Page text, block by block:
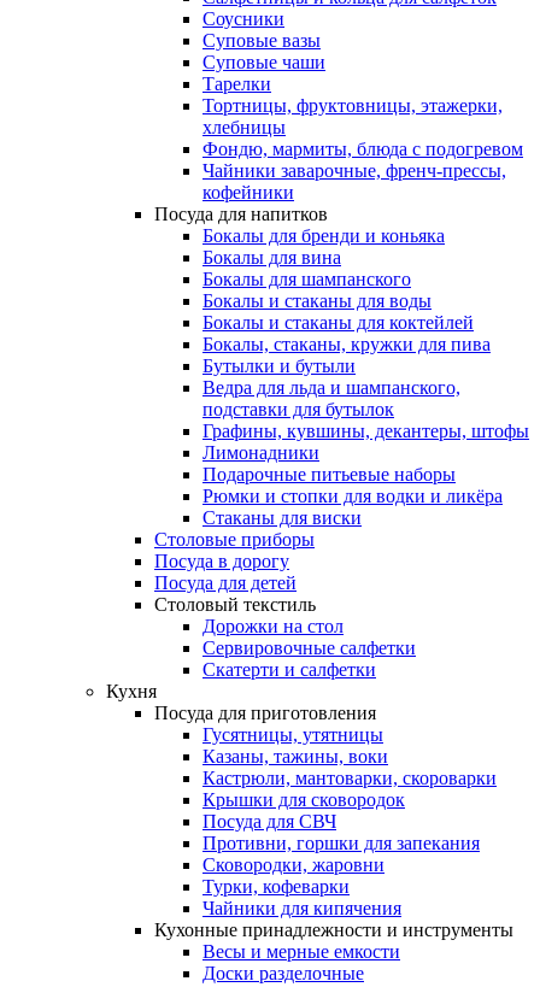
Соусники
Суповые вазы
Суповые чаши
Тарелки
Тортницы, фруктовницы, этажерки,
хлебницы
Фондю, мармиты, блюда с подогревом
Чайники заварочные, френч-прессы,
кофейники
Посуда для напитков
Бокалы для бренди и коньяка
Бокалы для вина
Бокалы для шампанского
Бокалы и стаканы для воды
Бокалы и стаканы для коктейлей
Бокалы, стаканы, кружки для пива
Бутылки и бутыли
Ведра для льда и шампанского,
подставки для бутылок
Графины, кувшины, декантеры, штофы
Лимонадники
Подарочные питьевые наборы
Рюмки и стопки для водки и ликёра
Стаканы для виски
Столовые приборы
Посуда в дорогу
Посуда для детей
Столовый текстиль
Дорожки на стол
Сервировочные салфетки
Скатерти и салфетки
Кухня
Посуда для приготовления
Гусятницы, утятницы
Казаны, тажины, воки
Кастрюли, мантоварки, скороварки
Крышки для сковородок
Посуда для СВЧ
Противни, горшки для запекания
Сковородки, жаровни
Турки, кофеварки
Чайники для кипячения
Кухонные принадлежности и инструменты
Весы и мерные емкости
Доски разделочные